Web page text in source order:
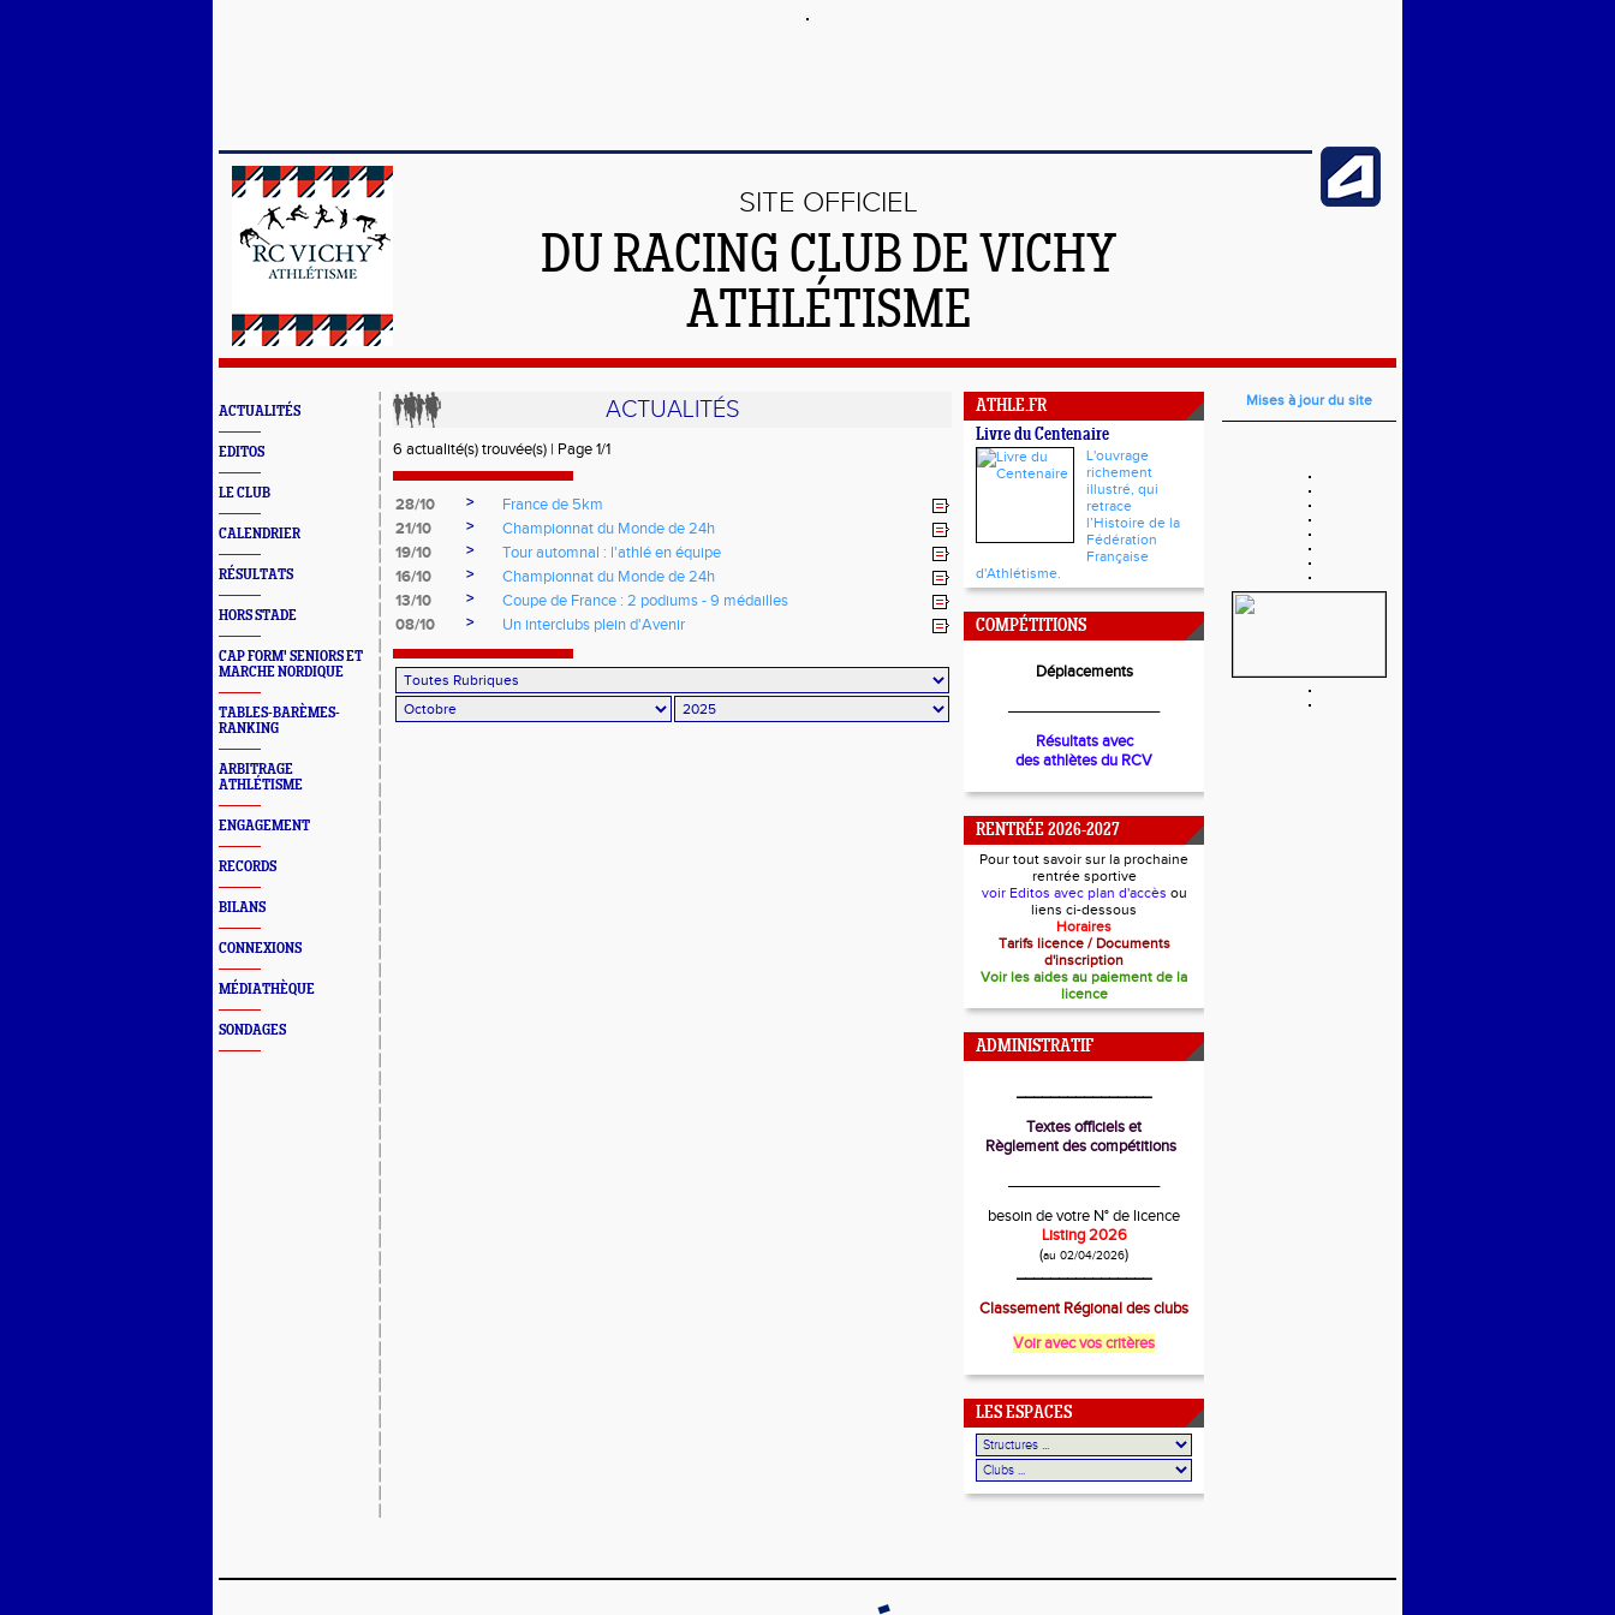
SITE OFFICIEL
DU RACING CLUB DE VICHY
ATHLÉTISME
ACTUALITÉS
EDITOS
LE CLUB
CALENDRIER
RÉSULTATS
HORS STADE
CAP FORM' SENIORS ET
MARCHE NORDIQUE
TABLES-BARÈMES-
RANKING
ARBITRAGE
ATHLÉTISME
ENGAGEMENT
RECORDS
BILANS
CONNEXIONS
MÉDIATHÈQUE
SONDAGES
ACTUALITÉS
6 actualité(s) trouvée(s) | Page 1/1
28/10 >
France de 5km
21/10
>
Championnat du Monde de 24h
19/10
>
Tour automnal : l'athlé en équipe
16/10
>
Championnat du Monde de 24h
13/10
>
Coupe de France : 2 podiums - 9 médailles
08/10
> Un interclubs plein d'Avenir
ATHLE.FR
Livre du Centenaire
L'ouvrage
richement
illustré, qui
retrace
l’Histoire de la
Fédération
Française
d'Athlétisme.
COMPÉTITIONS
Déplacements
Résultats avec
des athlètes du RCV
RENTRÉE 2026-2027
Pour tout savoir sur la prochaine
rentrée sportive
voir Editos avec plan d'accès ou
liens ci-dessous
Horaires
Tarifs licence / Documents
d'inscription
Voir les aides au paiement de la
licence
ADMINISTRATIF
________________
Textes officiels et
Règlement des compétitions
besoin de votre N° de licence
Listing 2026
(au 02/04/2026)
________________
Classement Régional des clubs
Voir avec vos critères
LES ESPACES
Mises à jour du site